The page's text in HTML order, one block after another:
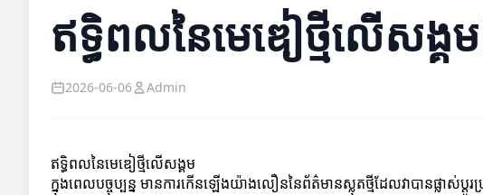
ឥទ្ធិពលនៃមេឌៀថ្មីលើសង្គ
2026-06-06 Admin
ឥទ្ធិពលនៃមេឌៀថ្មីលើសង្គម
ក្នុងពេលបច្ចុប្បន្ន មានការកើនឡើងយ៉ាងលឿននៃព័ត៌មានស្លុតថ្មីដែលវាបានផ្លាស់ប្